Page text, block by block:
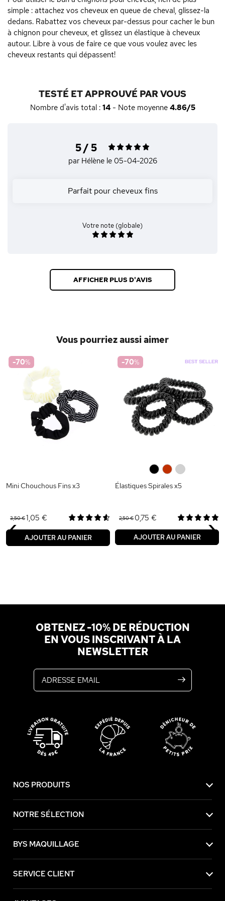
simple : attachez vos cheveux en queue de cheval, glissez-la
dedans. Rabattez vos cheveux par-dessus pour cacher le bun
à chignon pour cheveux, et glissez un élastique à cheveux
autour. Libre à vous de faire ce que vous voulez avec les
cheveux restants qui dépassent!
TESTÉ ET APPROUVÉ PAR VOUS
Nombre d'avis total : 14- Note moyenne 4.86/5
5 / 5
par Hélène le 05-04-2026
Parfait pour cheveux fins
Votre note (globale)
AFFICHER PLUS D'AVIS
Vous pourriez aussi aimer
-70%
Mini Chouchous Fins x3
3,50 €1,05 €
AJOUTER AU PANIER
-70%
Élastiques Spirales x5
2,50 €0,75 €
AJOUTER AU PANIER
‹ ›
OBTENEZ -10% DE RÉDUCTION
EN VOUS INSCRIVANT À LA
NEWSLETTER
NOS PRODUITS
NOTRE SÉLECTION
BYS MAQUILLAGE
SERVICE CLIENT